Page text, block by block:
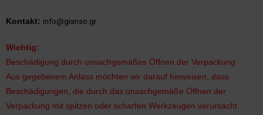
Kontakt: info@gianso.gr
Wichtig:
Beschädigung durch unsachgemäßes Öffnen der Verpackung
Aus gegebenem Anlass möchten wir darauf hinweisen, dass
Beschädigungen, die durch das unsachgemäße Öffnen der
Verpackung mit spitzen oder scharfen Werkzeugen verursacht